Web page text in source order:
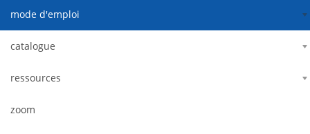
mode d'emploi
catalogue
ressources
zoom